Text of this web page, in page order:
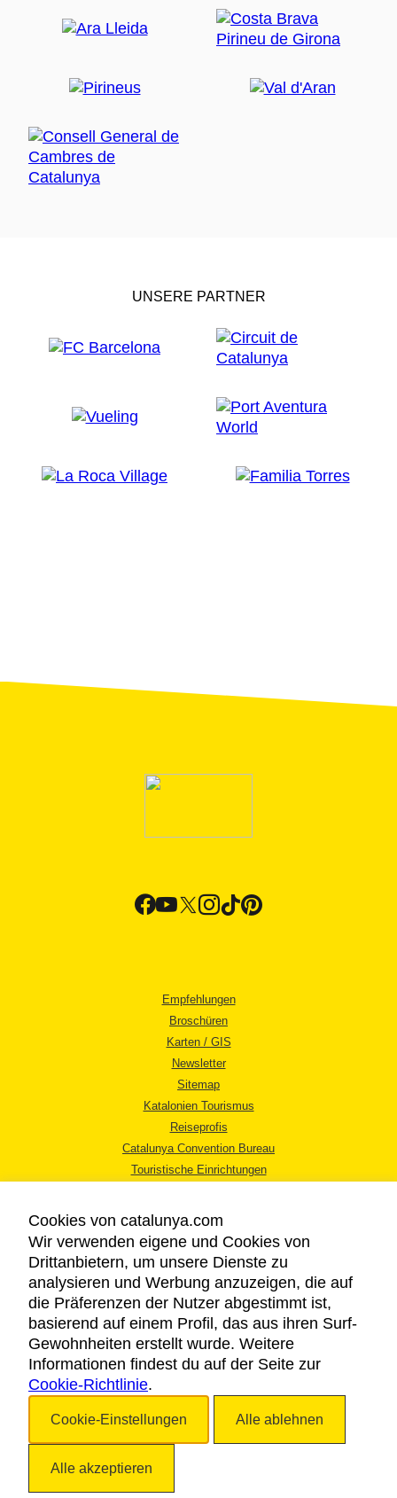
UNSERE PARTNER
Empfehlungen
Broschüren
Karten / GIS
Newsletter
Sitemap
Katalonien Tourismus
Reiseprofis
Catalunya Convention Bureau
Touristische Einrichtungen
RECHTLICHER HINWEIS
DATENSCHUTZICHTLINIE
COOKIES
Cookies von catalunya.com
Wir verwenden eigene und Cookies von
Drittanbietern, um unsere Dienste zu
analysieren und Werbung anzuzeigen, die auf
die Präferenzen der Nutzer abgestimmt ist,
basierend auf einem Profil, das aus ihren Surf-
Gewohnheiten erstellt wurde. Weitere
Informationen findest du auf der Seite zur
Cookie-Richtlinie.
Cookie-Einstellungen Alle ablehnen
Alle akzeptieren